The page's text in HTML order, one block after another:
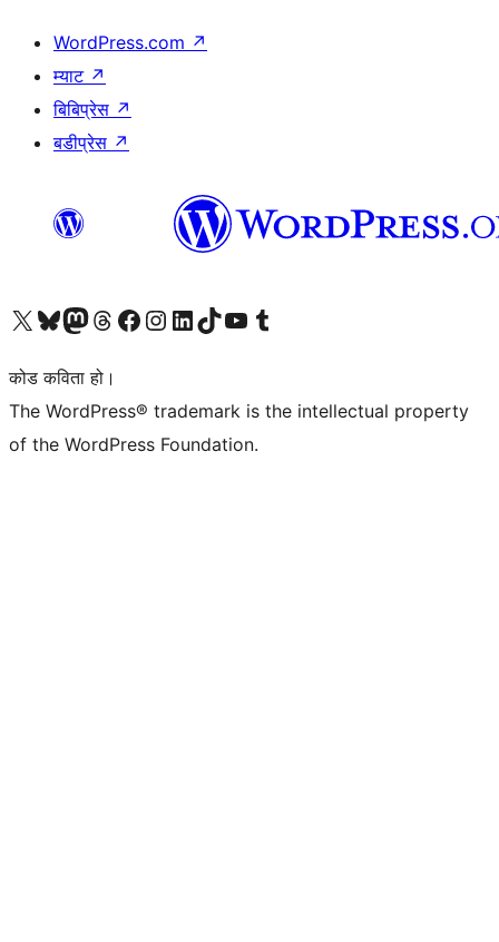
WordPress.com ↗
म्याट ↗
बिबिप्रेस ↗
बडीप्रेस ↗
हाम्रो X (पहिले ट्विटर) खातामा जानुहोस्
हाम्रो Bluesky खाता भ्रमण गर्नुहोस्
हाम्रो म्यास्टोडन खाता भ्रमण गर्नुहोस्
हाम्रो थ्रेड्स खातामा जानुहोस्
हाम्रो फेसबुक पेजमा जानुहोस्
हाम्रो इन्स्टाग्राम खातामा जानुहोस्
हाम्रो लिङ्क्डइन खातामा जानुहोस्
हाम्रो TikTok खाता भ्रमण गर्नुहोस्
हाम्रो युट्युब च्यानलमा जानुहोस्
हाम्रो टम्बलर खाता भ्रमण गर्नुहोस्
कोड कविता हो।
The WordPress® trademark is the intellectual property
of the WordPress Foundation.